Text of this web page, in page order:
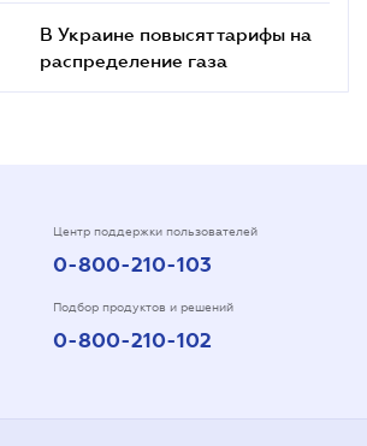
В Украине повысят тарифы на
распределение газа
Центр поддержки пользователей
0-800-210-103
Подбор продуктов и решений
0-800-210-102